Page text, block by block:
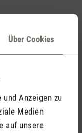
Über Cookies
Anzeigen zu
Medien
auf unsere